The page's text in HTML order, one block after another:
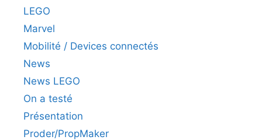
LEGO
Marvel
Mobilité / Devices connectés
News
News LEGO
On a testé
Présentation
Proder/PropMaker